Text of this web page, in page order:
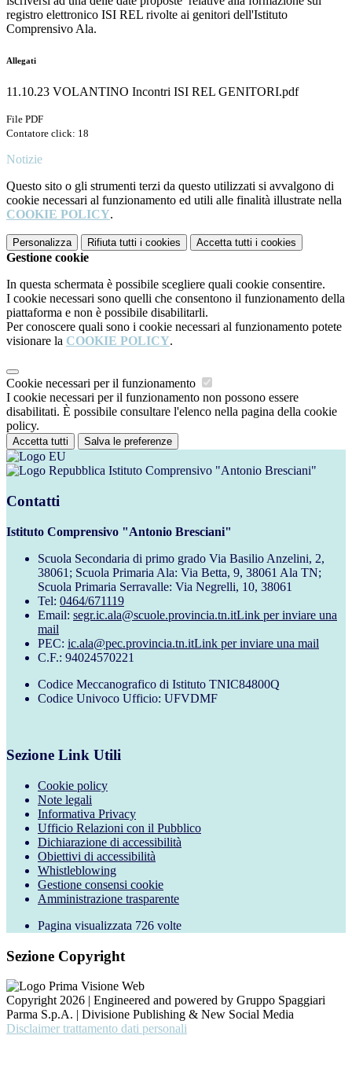
registro elettronico ISI REL rivolte ai genitori dell'Istituto
Comprensivo Ala.
Allegati
11.10.23 VOLANTINO Incontri ISI REL GENITORI.pdf
File PDF
Contatore click: 18
Notizie
Questo sito o gli strumenti terzi da questo utilizzati si avvalgono di
cookie necessari al funzionamento ed utili alle finalità illustrate nella
COOKIE POLICY.
Personalizza Rifiuta tutti i cookies Accetta tutti i cookies
Gestione cookie
In questa schermata è possibile scegliere quali cookie consentire.
I cookie necessari sono quelli che consentono il funzionamento della
piattaforma e non è possibile disabilitarli.
Per conoscere quali sono i cookie necessari al funzionamento potete
visionare la COOKIE POLICY.
Cookie necessari per il funzionamento
I cookie necessari per il funzionamento non possono essere
disabilitati. È possibile consultare l'elenco nella pagina della cookie
policy.
Accetta tutti Salva le preferenze
Istituto Comprensivo "Antonio Bresciani"
Contatti
Istituto Comprensivo "Antonio Bresciani"
Scuola Secondaria di primo grado Via Basilio Anzelini, 2,
38061; Scuola Primaria Ala: Via Betta, 9, 38061 Ala TN;
Scuola Primaria Serravalle: Via Negrelli, 10, 38061
Tel: 0464/671119
Email: segr.ic.ala@scuole.provincia.tn.itLink per inviare una
mail
PEC: ic.ala@pec.provincia.tn.itLink per inviare una mail
C.F.: 94024570221
Codice Meccanografico di Istituto TNIC84800Q
Codice Univoco Ufficio: UFVDMF
Sezione Link Utili
Cookie policy
Note legali
Informativa Privacy
Ufficio Relazioni con il Pubblico
Dichiarazione di accessibilità
Obiettivi di accessibilità
Whistleblowing
Gestione consensi cookie
Amministrazione trasparente
Pagina visualizzata 726 volte
Sezione Copyright
Copyright 2026 | Engineered and powered by Gruppo Spaggiari
Parma S.p.A. | Divisione Publishing & New Social Media
Disclaimer trattamento dati personali